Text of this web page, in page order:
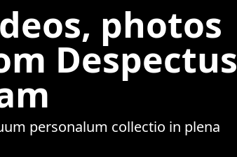
photos
Despectus
personalum collectio in plena